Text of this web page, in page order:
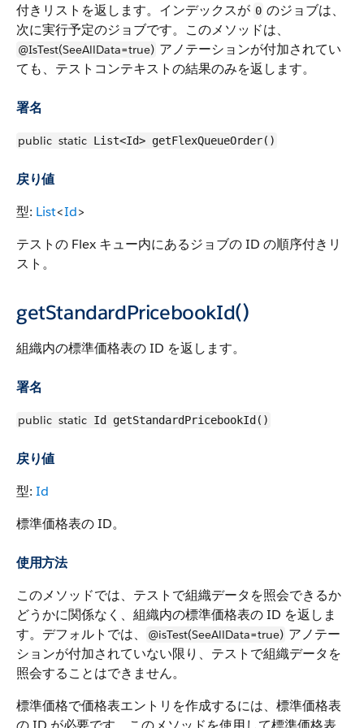
付きリストを返します。インデックスが 0 のジョブは、
次に実行予定のジョブです。このメソッドは、
@IsTest(SeeAllData=true) アノテーションが付加されてい
ても、テストコンテキストの結果のみを返します。
署名
public static List<Id> getFlexQueueOrder()
戻り値
型: List<Id>
テストの Flex キュー内にあるジョブの ID の順序付きリ
スト。
getStandardPricebookId()
組織内の標準価格表の ID を返します。
署名
public static Id getStandardPricebookId()
戻り値
型: Id
標準価格表の ID。
使用方法
このメソッドでは、テストで組織データを照会できるか
どうかに関係なく、組織内の標準価格表の ID を返しま
す。デフォルトでは、
@isTest(SeeAllData=true) アノテー
ションが付加されていない限り、テストで組織データを
照会することはできません。
標準価格で価格表エントリを作成するには、標準価格表